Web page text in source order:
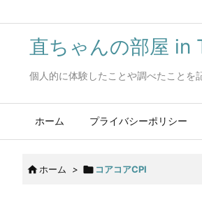
直ちゃんの部屋 in
個人的に体験したことや調べたことを
ホーム プライバシーポリシー
 ホーム >  コアコアCPI